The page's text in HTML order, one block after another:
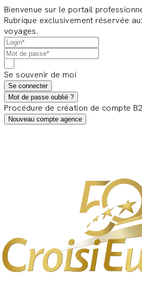
Bienvenue sur le portail
Rubrique exclusivement réservée
voyages.
Se souvenir de moi
Se connecter
Mot de passe oublié ?
Procédure de création de compte
Nouveau compte agence